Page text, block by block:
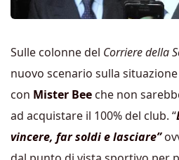
Sulle colonne del Corriere della
nuovo scenario sulla
con Mister Bee che non
ad acquistare il 100% del club. “
vincere, far soldi e lasciare”